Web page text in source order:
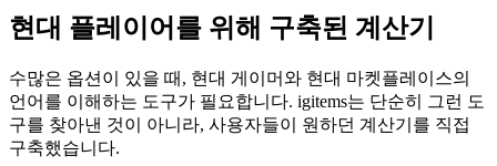
현대 플레이어를 위해 구축된 계산기
수많은 옵션이 있을 때, 현대 게이머와 현대 마켓플레이스의
언어를 이해하는 도구가 필요합니다. igitems는 단순히 그런 도
구를 찾아낸 것이 아니라, 사용자들이 원하던 계산기를 직접
구축했습니다.